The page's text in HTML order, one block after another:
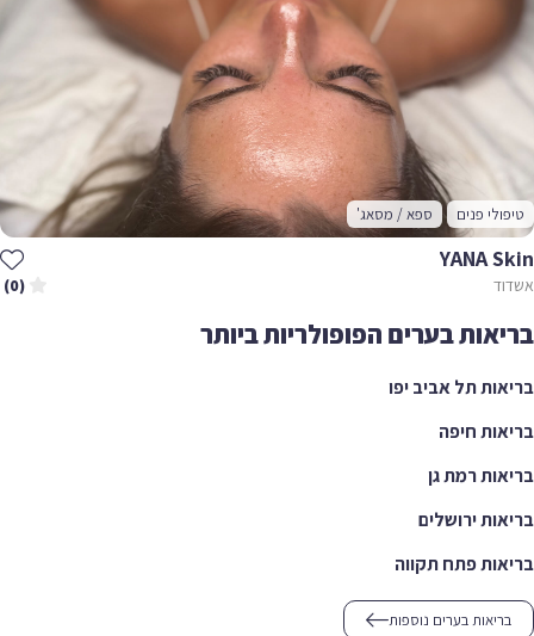
טיפולי פנים ספא / מסאג'
YANA Skin
אשדוד (0)
בריאות בערים הפופולריות ביותר
בריאות תל אביב יפו
בריאות חיפה
בריאות רמת גן
בריאות ירושלים
בריאות פתח תקווה
בריאות בערים נוספות